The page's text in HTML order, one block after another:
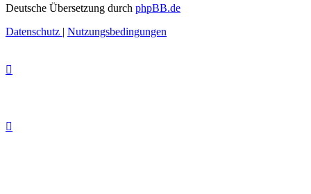
Deutsche Übersetzung durch phpBB.de
Datenschutz | Nutzungsbedingungen